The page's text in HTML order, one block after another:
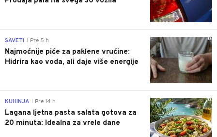
0
SAVETI Pre 5 h
Najmoćnije piće za paklene vrućine:
Hidrira kao voda, ali daje više energije
0
KUHINJA Pre 14 h
Lagana ljetna pasta salata gotova za
20 minuta: Idealna za vrele dane